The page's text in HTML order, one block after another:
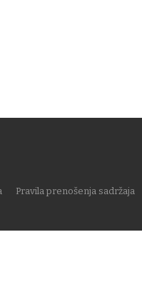
Pravila prenošenja sadržaja